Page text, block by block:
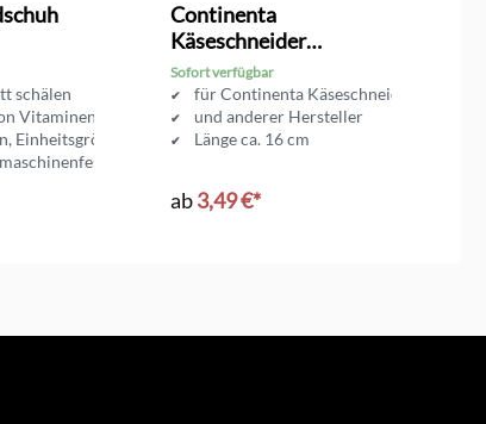
schälen
Vitaminen
Einheitsgröße
Continenta
Käseschneider
Ersatzdraht
Sofort verfügbar
für Continenta Käseschneidbrett
und anderer Hersteller
Länge ca. 16 cm
ab3,49 €*